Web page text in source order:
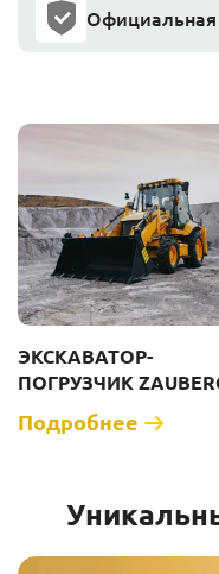
Официальная
ЭКСКАВАТОР-
ПОГРУЗЧИК
EF 3C [ВЕС 9400 КГ,
РАЗНОКОЛЕСНЫЙ]
Подробнее